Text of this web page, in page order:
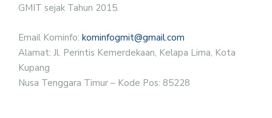
GMIT sejak Tahun 2015.
Email Kominfo: kominfogmit@gmail.com
Alamat: Jl. Perintis Kemerdekaan, Kelapa Lima, Kota
Kupang
Nusa Tenggara Timur – Kode Pos: 85228